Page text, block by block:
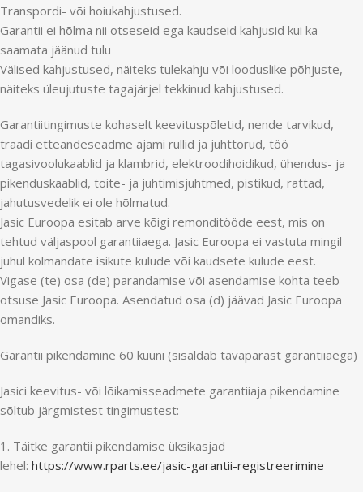
Transpordi- või hoiukahjustused.
Garantii ei hõlma nii otseseid ega kaudseid kahjusid kui ka
saamata jäänud tulu
Välised kahjustused, näiteks tulekahju või looduslike põhjuste,
näiteks üleujutuste tagajärjel tekkinud kahjustused.
Garantiitingimuste kohaselt keevituspõletid, nende tarvikud,
traadi etteandeseadme ajami rullid ja juhttorud, töö
tagasivoolukaablid ja klambrid, elektroodihoidikud, ühendus- ja
pikenduskaablid, toite- ja juhtimisjuhtmed, pistikud, rattad,
jahutusvedelik ei ole hõlmatud.
Jasic Euroopa esitab arve kõigi remonditööde eest, mis on
tehtud väljaspool garantiiaega. Jasic Euroopa ei vastuta mingil
juhul kolmandate isikute kulude või kaudsete kulude eest.
Vigase (te) osa (de) parandamise või asendamise kohta teeb
otsuse Jasic Euroopa. Asendatud osa (d) jäävad Jasic Euroopa
omandiks.
Garantii pikendamine 60 kuuni (sisaldab tavapärast garantiiaega)
Jasici keevitus- või lõikamisseadmete garantiiaja pikendamine
sõltub järgmistest tingimustest:
1. Täitke garantii pikendamise üksikasjad
lehel: https://www.rparts.ee/jasic-garantii-registreerimine